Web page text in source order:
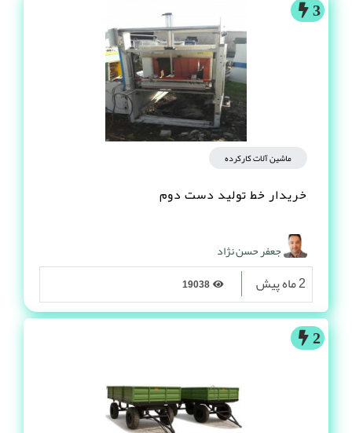
3
ماشین آلات کارکرده
خریدار خط تولید دست دوم
جعفر حسن نژاد
2 ماه پیش
2